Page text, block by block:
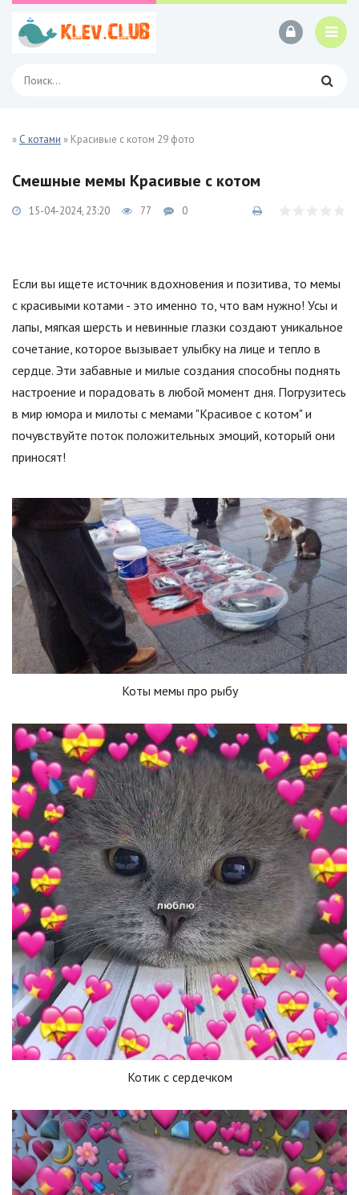
» С котами » Красивые с котом 29 фото
Смешные мемы Красивые с котом
15-04-2024, 23:20 77 0
Если вы ищете источник вдохновения и позитива, то мемы
с красивыми котами - это именно то, что вам нужно! Усы и
лапы, мягкая шерсть и невинные глазки создают уникальное
сочетание, которое вызывает улыбку на лице и тепло в
сердце. Эти забавные и милые создания способны поднять
настроение и порадовать в любой момент дня. Погрузитесь
в мир юмора и милоты с мемами "Красивое с котом" и
почувствуйте поток положительных эмоций, который они
приносят!
Коты мемы про рыбу
Котик с сердечком